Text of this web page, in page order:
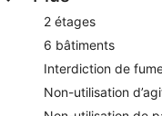
2 étages
6 bâtiments
Interdiction de
Non-utilisation